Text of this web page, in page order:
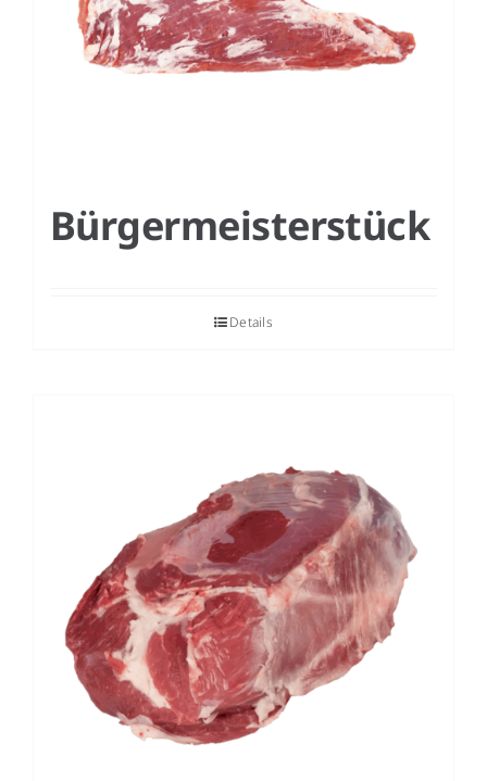
Bürgermeisterstück
Details